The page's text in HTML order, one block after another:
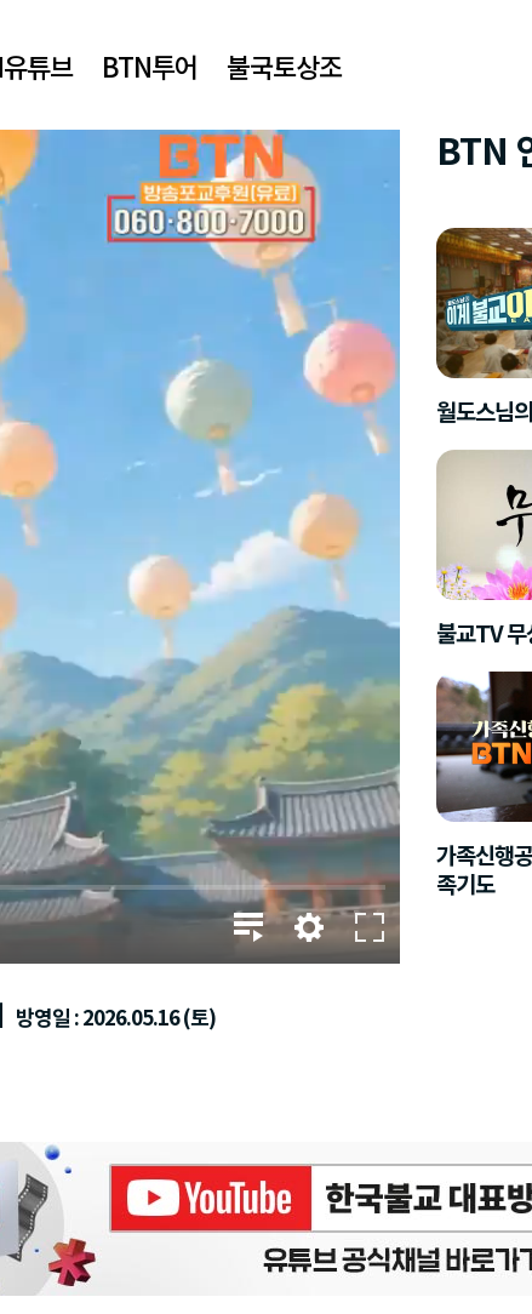
튜브 BTN투어 불국토상조
정
BTN
월도스님
불교TV
가족신행
족기도
방영일 : 2026.05.16 (토)